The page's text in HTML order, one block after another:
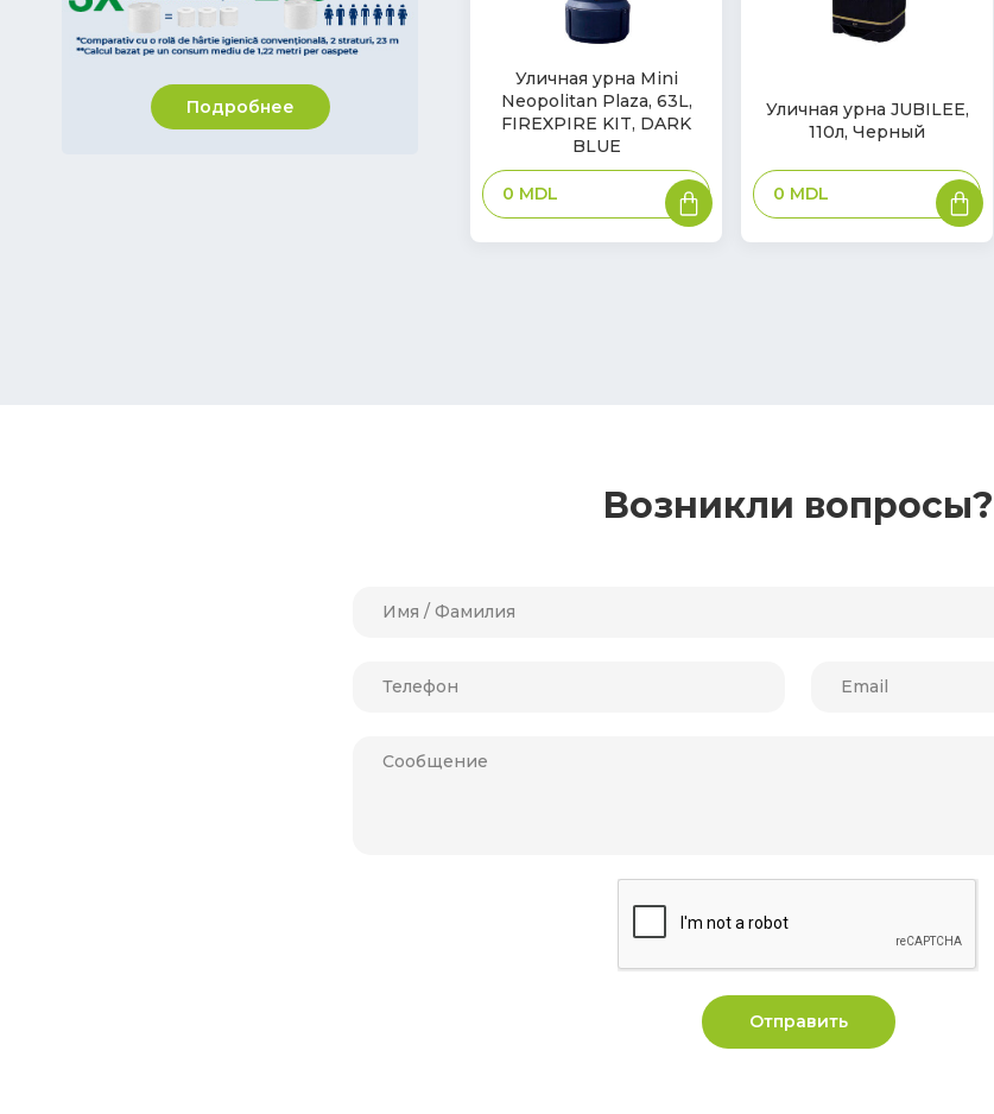
Biopack Trading Bokashi
Afacan Plastik
Pudu Robotics
Подробнее
Уличная урна Mini
Neopolitan Plaza, 63L,
FIREXPIRE KIT, DARK
BLUE
0 MDL В
корзину
Уличная урна JUBILEE,
110л, Черный
0 MDL В
Возникли вопросы?
Отправить